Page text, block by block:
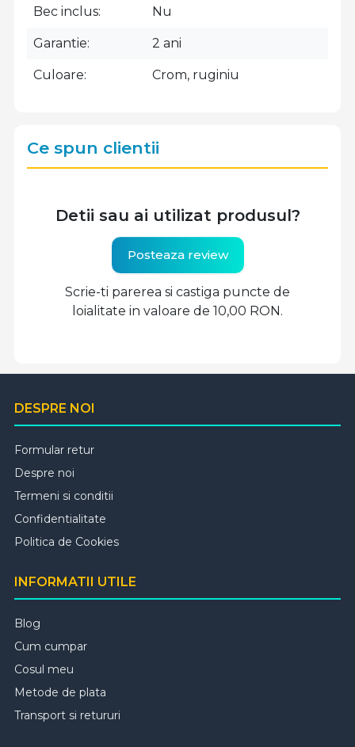
Bec inclus Nu
Garantie 2 ani
Culoare Crom, ruginiu
Ce spun clientii
Detii sau ai utilizat produsul?
Posteaza review
Scrie-ti parerea si castiga puncte de
loialitate in valoare de 10,00 RON.
DESPRE NOI
Formular retur
Despre noi
Termeni si conditii
Confidentialitate
Politica de Cookies
INFORMATII UTILE
Blog
Cum cumpar
Cosul meu
Metode de plata
Transport si retururi